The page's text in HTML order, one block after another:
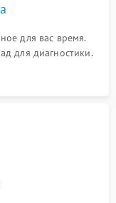
для вас время.
для диагностики.